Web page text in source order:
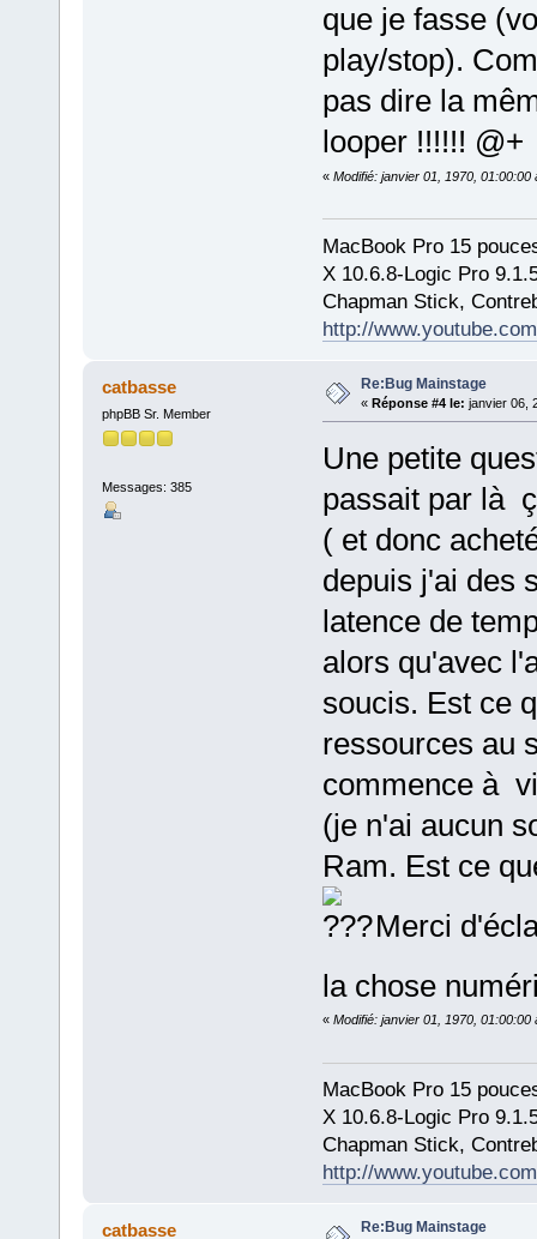
que je fasse
play/stop).
pas dire la
looper !!!!!! @+
« Modifié: janvier 01, 1970, 01:00:00
MacBook Pro 15
X 10.6.8-Logic Pro
Chapman Stick,
http://
catbasse
phpBB Sr. Member
Messages: 385
Re:Bug Mainstage
« Réponse #4 le: janvier 06,
Une petite
passait par là
( et donc
depuis j'ai des
latence de
alors qu'avec
soucis. Est ce
ressources au
commence à
(je n'ai aucun
Ram. Est ce
Merci
la chose
« Modifié: janvier 01, 1970, 01:00:00
MacBook Pro 15
X 10.6.8-Logic Pro
Chapman Stick,
http://
catbasse Re:Bug Mainstage